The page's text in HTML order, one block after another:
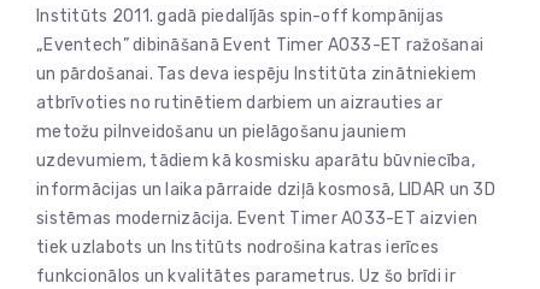
Institūts 2011. gadā piedalījās spin-off kompānijas
„Eventech” dibināšanā Event Timer A033-ET ražošanai
un pārdošanai. Tas deva iespēju Institūta zinātniekiem
atbrīvoties no rutinētiem darbiem un aizrauties ar
metožu pilnveidošanu un pielāgošanu jauniem
uzdevumiem, tādiem kā kosmisku aparātu būvniecība,
informācijas un laika pārraide dziļā kosmosā, LIDAR un 3D
sistēmas modernizācija. Event Timer A033-ET aizvien
tiek uzlabots un Institūts nodrošina katras ierīces
funkcionālos un kvalitātes parametrus. Uz šo brīdi ir